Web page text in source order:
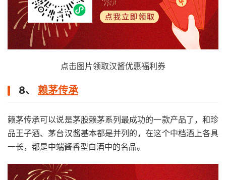
点击图片领取汉酱优惠福利券
8、 赖茅传承
赖茅传承可以说是茅股赖茅系列最成功的一款产品了，和珍
品王子酒、茅台汉酱基本都是并列的，在这个中档酒上各具
一长，都是中端酱香型白酒中的名品。